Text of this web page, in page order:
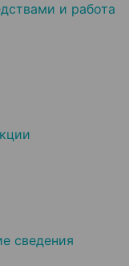
и работа
сведения